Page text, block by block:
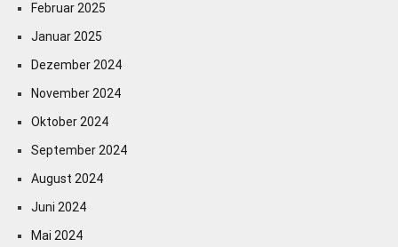
Februar 2025
Januar 2025
Dezember 2024
November 2024
Oktober 2024
September 2024
August 2024
Juni 2024
Mai 2024